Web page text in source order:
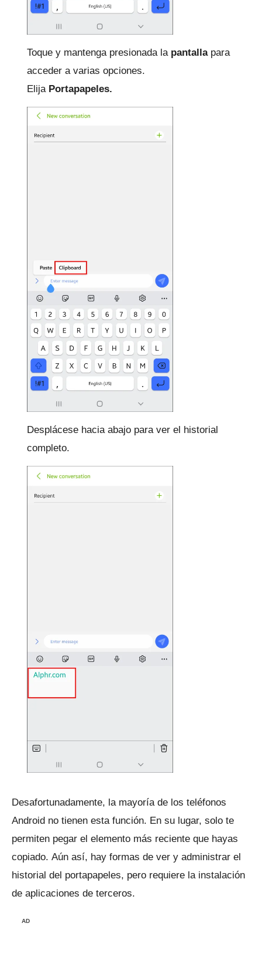
Toque y mantenga presionada la pantallapara
acceder a varias opciones.
Elija Portapapeles.
Desplácese hacia abajo para ver el historial
completo.
Desafortunadamente, la mayoría de los teléfonos
Android no tienen esta función. En su lugar, solo te
permiten pegar el elemento más reciente que hayas
copiado. Aún así, hay formas de ver y administrar el
historial del portapapeles, pero requiere la instalación
de aplicaciones de terceros.
AD